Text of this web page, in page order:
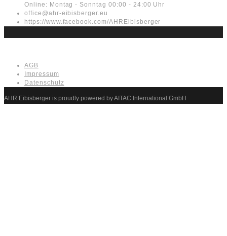
Online: Montag - Sonntag 00:00 - 24:00 Uhr
office@ahr-eibisberger.eu
https://www.facebook.com/AHREibisberger
AGB
Impressum
Datenschutz
AHR Eibisberger is proudly powered by AITAC International GmbH